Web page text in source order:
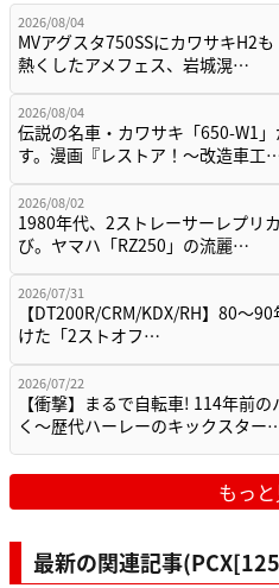
2026/08/04
MVアグスタ750SSにカワサキH2
熱くしたアメフェス、岩城滉…
2026/08/04
伝説の名車・カワサキ「650-W1
す。漫画『レストア！～改造車工
2026/08/02
1980年代、2ストレーサーレプリ
び。ヤマハ「RZ250」の流麗…
2026/07/31
【DT200R/CRM/KDX/RH】80〜
けた「2ストオフ…
2026/07/22
【衝撃】まるで自転車! 114年前
く〜歴代ハーレーのキックスター
もっ
最新の関連記事